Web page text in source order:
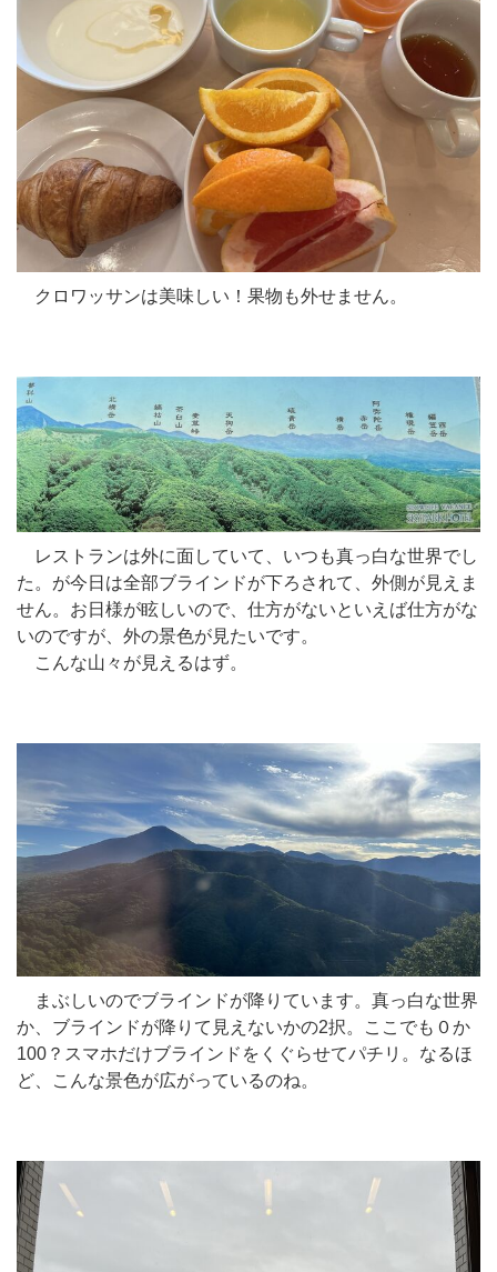
クロワッサンは美味しい！果物も外せません。
レストランは外に面していて、いつも真っ白な世界でし
た。が今日は全部ブラインドが下ろされて、外側が見えま
せん。お日様が眩しいので、仕方がないといえば仕方がな
いのですが、外の景色が見たいです。
こんな山々が見えるはず。
まぶしいのでブラインドが降りています。真っ白な世界
か、ブラインドが降りて見えないかの2択。ここでも０か
100？スマホだけブラインドをくぐらせてパチリ。なるほ
ど、こんな景色が広がっているのね。